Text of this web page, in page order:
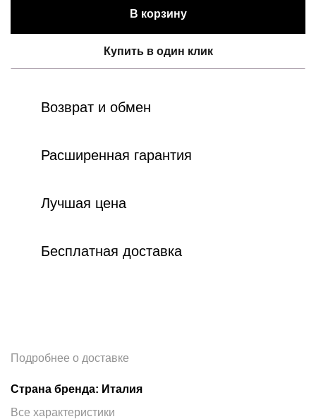
В корзину
Купить в один клик
Возврат и обмен
Расширенная гарантия
Лучшая цена
Бесплатная доставка
Подробнее о доставке
Страна бренда: Италия
Все характеристики